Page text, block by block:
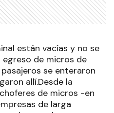
están vacías y no se
de micros de
se enteraron
allí.Desde la
de micros -en
de larga